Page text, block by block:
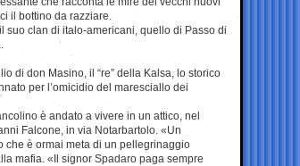
il bottino da razziare.
suo clan di italo-americani, quello di Passo di
di don Masino, il “re” della Kalsa, lo storico
per l’omicidio del maresciallo dei
è andato a vivere in un attico, nel
Falcone, in via Notarbartolo. «Un
che è ormai meta di un pellegrinaggio
mafia. «Il signor Spadaro paga sempre